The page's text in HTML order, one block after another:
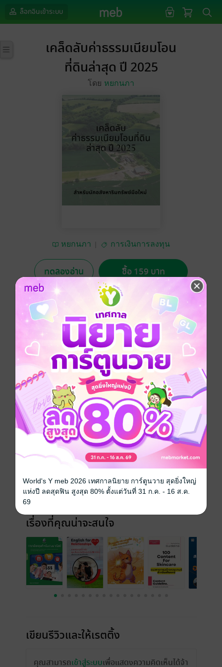
ล็อกอินเข้าระบบ
เคล็ดลับค่าธรรมเนียมโอน
ที่ดินล่าสุด ปี 2025
โดย หยกนภา
หยกนภา การเงินการลงทุน
ทดลองอ่าน ซื้อ 159 บาท
No Rating
อยากได้ ซื้อเป็นของขวัญ ติดตาม
อยากรู้ค่าโอนที่ดินและค่าใช้จ่ายอื่น ๆ ในการโอนที่ดิน
ต้องอ่าน! รวบรวมไว้ในที่เดียว ทั้งเอกสาร
ที่ต้องใช้ วิธีคำนวณค่าธรรมเนียมโอนที่ดิน 2025 พร้อม
ขั้นตอนการโอนที่ดิน
ประเภทไฟล์ pdf
วันที่วางขาย 17 มิถุนายน 2568
20 หน้า
ราคาปก 199 บาท (ประหยัด 20%)
เรื่องที่คุณน่าจะสนใจ
เขียนรีวิวและให้เรตติ้ง
คุณสามารถเข้าสู่ระบบเพื่อแสดงความคิดเห็นได้จ้า
World's Y meb 2026 เทศกาลนิยาย การ์ตูนวาย สุดยิ่งใหญ่
แห่งปี ลดสุดฟิน สูงสุด 80% ตั้งแต่วันที่ 31 ก.ค. - 16 ส.ค.
69